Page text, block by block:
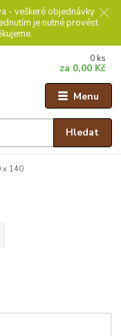
- veškeré objednávky
je nutné provést
Menu
Hledat
0 ks
za 0,00 Kč
x 140